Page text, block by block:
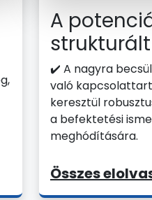
A
✔️ A nagyra
való
keresztül
a befektetési
meghódítására.
Összes